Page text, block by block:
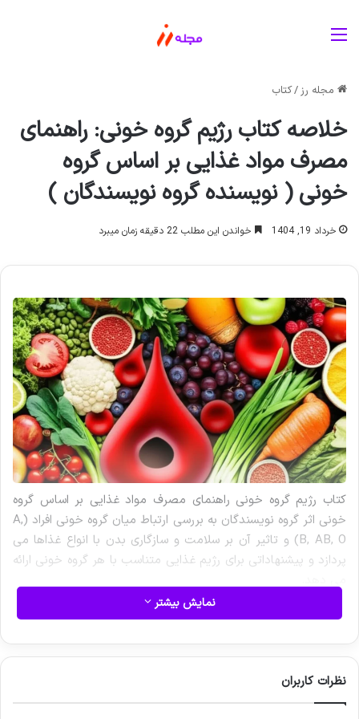
مجله رز/کتاب
خلاصه کتاب رژیم گروه خونی: راهنمای
مصرف مواد غذایی بر اساس گروه
خونی ( نویسنده گروه نویسندگان )
خرداد 19, 1404 خواندن این مطلب 22 دقیقه زمان میبرد
کتاب رژیم گروه خونی راهنمای مصرف مواد غذایی بر اساس گروه
خونی اثر گروه نویسندگان به بررسی ارتباط میان گروه خونی افراد (A,
B, AB, O) و تاثیر آن بر سلامت و سازگاری بدن با انواع غذاها می
پردازد و پیشنهاداتی برای رژیم غذایی متناسب با هر گروه خونی ارائه
در دنیای امروز با افزایش آگاهی نسبت به اهمیت تغذیه در حفظ
سلامت و دستیابی به تناسب اندام شاهد ظهور و ترویج رژیم های
غذایی متنوعی هستیم. هر یک از این الگوهای غذایی بر مبنای اصول
و تئوری های خاصی شکل گرفته اند و وعده هایی برای بهبود کیفیت
زندگی و پیشگیری از بیماری ها می دهند. در این میان نظریه ای
نمایش بیشتر
نظرات کاربران